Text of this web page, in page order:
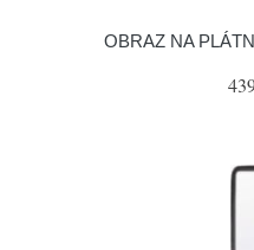
OBRAZ NA